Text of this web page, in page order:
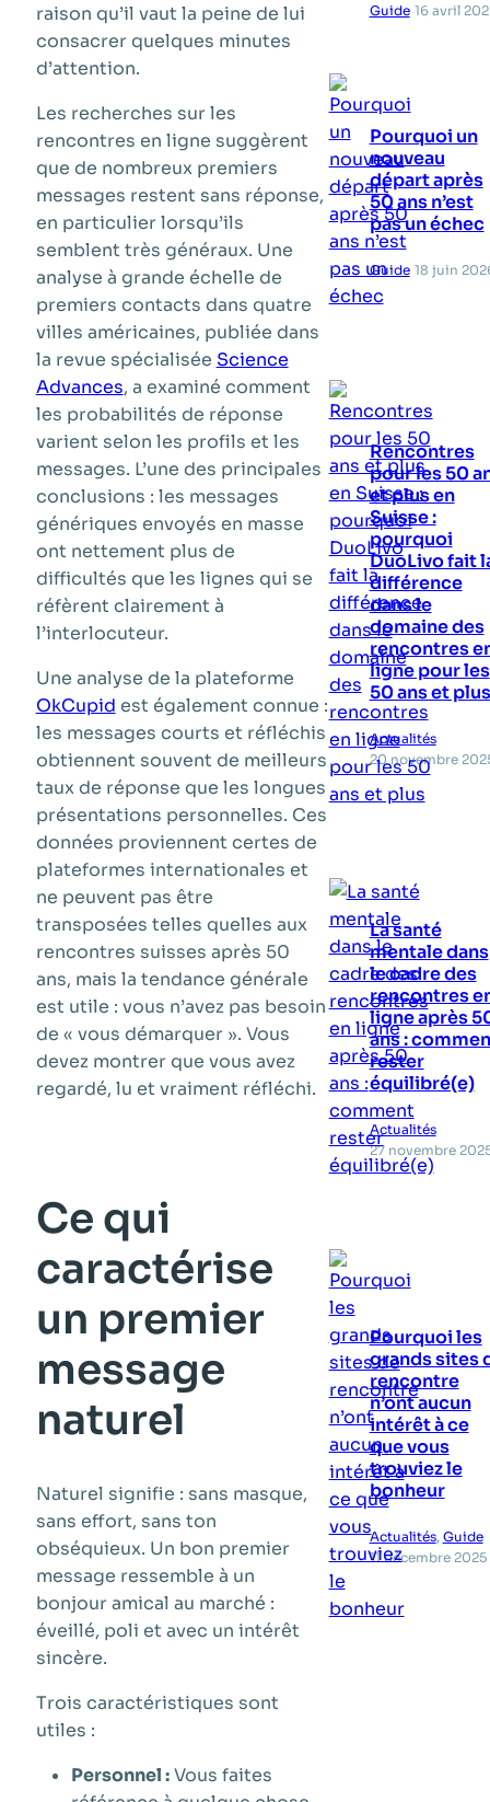
raison qu’il vaut la peine de lui
consacrer quelques minutes
d’attention.
Les recherches sur les
rencontres en ligne suggèrent
que de nombreux premiers
messages restent sans réponse,
en particulier lorsqu’ils
semblent très généraux. Une
analyse à grande échelle de
premiers contacts dans quatre
villes américaines, publiée dans
la revue spécialisée Science
Advances, a examiné comment
les probabilités de réponse
varient selon les profils et les
messages. L’une des principales
conclusions : les messages
génériques envoyés en masse
ont nettement plus de
difficultés que les lignes qui se
réfèrent clairement à
l’interlocuteur.
Une analyse de la plateforme
OkCupid est également connue :
les messages courts et réfléchis
obtiennent souvent de meilleurs
taux de réponse que les longues
présentations personnelles. Ces
données proviennent certes de
plateformes internationales et
ne peuvent pas être
transposées telles quelles aux
rencontres suisses après 50
ans, mais la tendance générale
est utile : vous n’avez pas besoin
de « vous démarquer ». Vous
devez montrer que vous avez
regardé, lu et vraiment réfléchi.
Ce qui
caractérise
un premier
message
naturel
Naturel signifie : sans masque,
sans effort, sans ton
obséquieux. Un bon premier
message ressemble à un
bonjour amical au marché :
éveillé, poli et avec un intérêt
sincère.
Trois caractéristiques sont
utiles :
Personnel :Vous faites
Guide 16 avril
Pourquoi un
nouveau
départ après
50 ans n’est
pas un échec
Guide 18 juin
Rencontres
pour les 50
et plus en
Suisse :
pourquoi
DuoLivo fait
différence
dans le
domaine des
rencontres
ligne pour les
50 ans et plus
Actualités
20 novembre
La santé
mentale dans
le cadre des
rencontres
ligne après
ans :
rester
équilibré(e)
Actualités
27 novembre
Pourquoi les
grands sites
rencontre
n’ont aucun
intérêt à ce
que vous
trouviez le
bonheur
Actualités, Guide
11 décembre 2025